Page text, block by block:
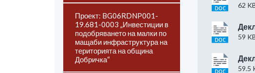
Проект: BG06RDNP001-
19.681-0003 „Инвестиции в
подобряването на малки по
мащаби инфраструктура на
територията на община
Добричка“
62
59
59.5